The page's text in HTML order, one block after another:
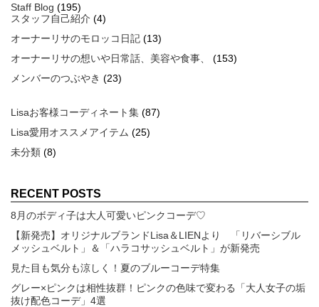
Staff Blog (195)
スタッフ自己紹介 (4)
オーナーリサのモロッコ日記 (13)
オーナーリサの想いや日常話、美容や食事、
(153)
メンバーのつぶやき (23)
Lisaお客様コーディネート集 (87)
Lisa愛用オススメアイテム (25)
未分類 (8)
RECENT POSTS
8月のボディ子は大人可愛いピンクコーデ♡
【新発売】オリジナルブランドLisa＆LIENより 「リバーシブル
メッシュベルト」＆「ハラコサッシュベルト」が新発売
見た目も気分も涼しく！夏のブルーコーデ特集
グレー×ピンクは相性抜群！ピンクの色味で変わる「大人女子の垢
抜け配色コーデ」4選